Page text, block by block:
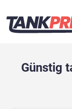
Günstig